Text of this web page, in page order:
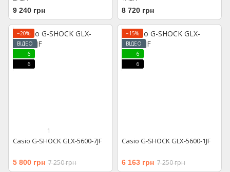
9 240 грн 8 720 грн
−20%
ВІДЕО
6
6
1
Casio G-SHOCK GLX-5600-7JF
5 800 грн 7 250 грн
−15%
ВІДЕО
6
6
Casio G-SHOCK GLX-5600-1JF
6 163 грн 7 250 грн